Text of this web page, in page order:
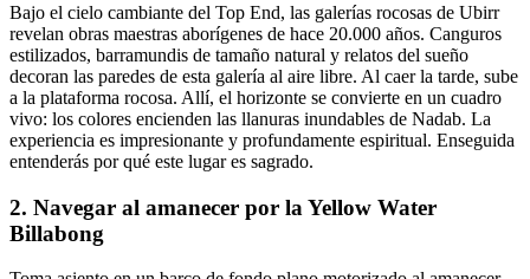
Bajo el cielo cambiante del Top End, las galerías rocosas de Ubirr
revelan obras maestras aborígenes de hace 20.000 años. Canguros
estilizados, barramundis de tamaño natural y relatos del sueño
decoran las paredes de esta galería al aire libre. Al caer la tarde, sube
a la plataforma rocosa. Allí, el horizonte se convierte en un cuadro
vivo: los colores encienden las llanuras inundables de Nadab. La
experiencia es impresionante y profundamente espiritual. Enseguida
entenderás por qué este lugar es sagrado.
2. Navegar al amanecer por la Yellow Water
Billabong